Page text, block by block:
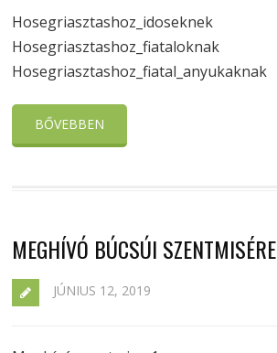
Hosegriasztashoz_idoseknek
Hosegriasztashoz_fiataloknak
Hosegriasztashoz_fiatal_anyukaknak
BŐVEBBEN
MEGHÍVÓ BÚCSÚI SZENTMISÉRE
JÚNIUS 12, 2019